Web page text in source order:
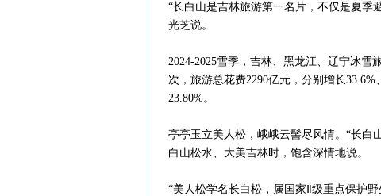
“长白山是吉林旅游第一名片，不仅是夏季
光芝说。
2024-2025雪季，吉林、黑龙江、辽宁冰雪
次，旅游总花费2290亿元，分别增长
23.80%。
亭亭玉立美人松，峨峨云髻尽风情。“长白
白山松水、大美吉林时，饱含深情地说。
“美人松学名长白松，属国家Ⅱ级重点保护